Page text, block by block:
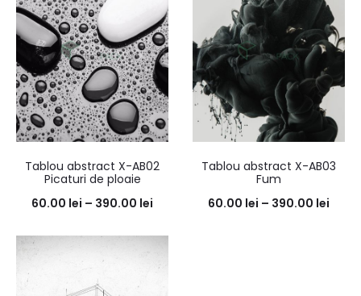
Tablou abstract X-AB02
Picaturi de ploaie
60.00 lei – 390.00 lei
Tablou abstract X-AB03
Fum
60.00 lei – 390.00 lei